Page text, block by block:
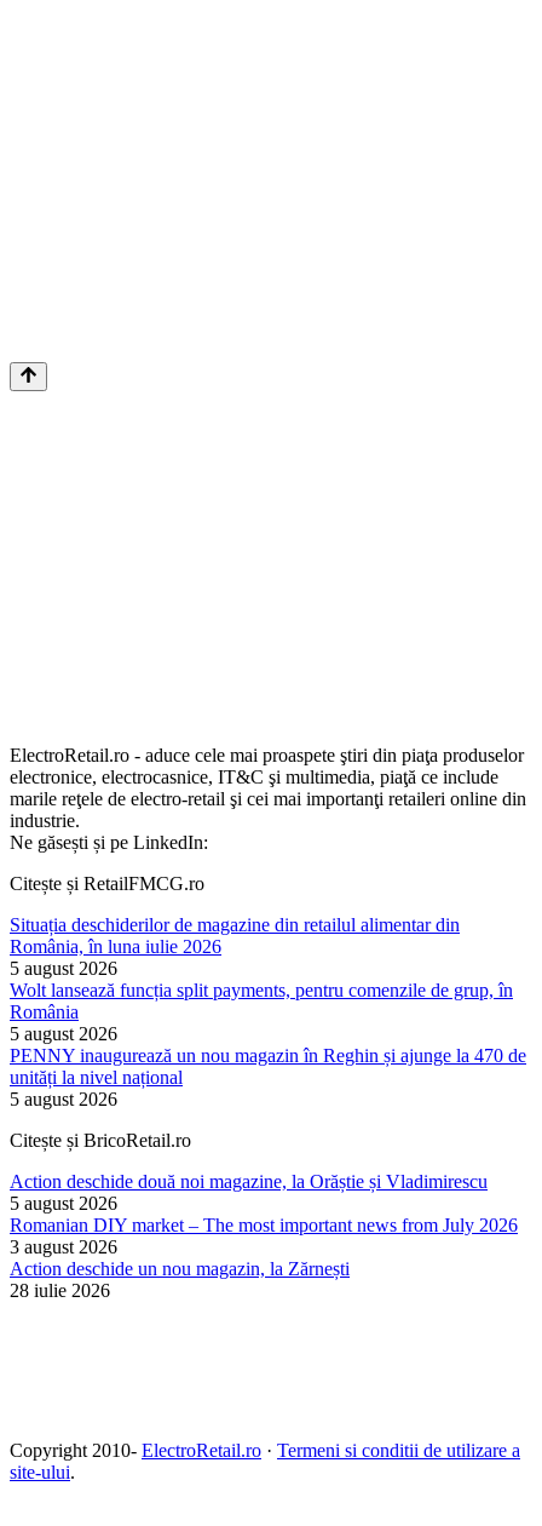
ElectroRetail.ro - aduce cele mai proaspete ştiri din piaţa produselor
electronice, electrocasnice, IT&C şi multimedia, piaţă ce include
marile reţele de electro-retail şi cei mai importanţi retaileri online din
industrie.
Ne găsești și pe LinkedIn:
Citește și RetailFMCG.ro
Situația deschiderilor de magazine din retailul alimentar din
România, în luna iulie 2026
5 august 2026
Wolt lansează funcția split payments, pentru comenzile de grup, în
România
5 august 2026
PENNY inaugurează un nou magazin în Reghin și ajunge la 470 de
unități la nivel național
5 august 2026
Citește și BricoRetail.ro
Action deschide două noi magazine, la Orăștie și Vladimirescu
5 august 2026
Romanian DIY market – The most important news from July 2026
3 august 2026
Action deschide un nou magazin, la Zărnești
28 iulie 2026
Copyright 2010- ElectroRetail.ro · Termeni si conditii de utilizare a
site-ului.